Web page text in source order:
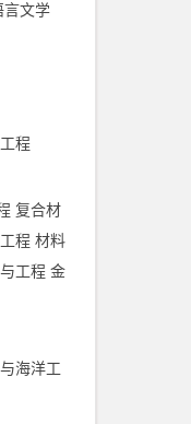
言文学
程
复合材
程 材料
工程 金
海洋工